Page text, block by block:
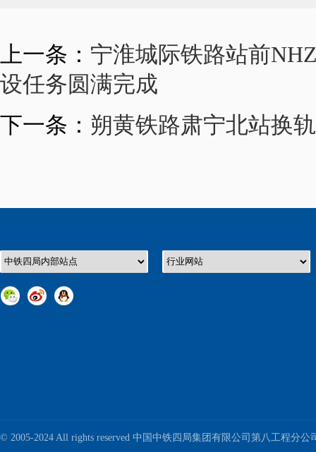
上一条： 宁淮城际铁路站前
设任务圆满完成
下一条： 朔黄铁路肃宁北站换
© 2005-2024 All rights reserved 中国中铁四局集团有限公司第八工程分